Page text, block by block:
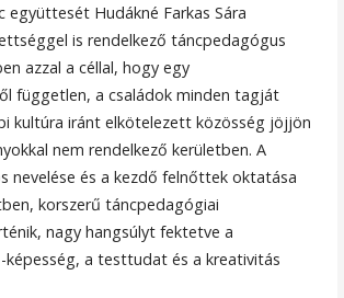
együttesét Hudákné Farkas Sára
is rendelkező táncpedagógus
azzal a céllal, hogy egy
független, a családok minden tagját
kultúra iránt elkötelezett közösség jöjjön
nem rendelkező kerületben. A
nevelése és a kezdő felnőttek oktatása
korszerű táncpedagógiai
nagy hangsúlyt fektetve a
képesség, a testtudat és a kreativitás